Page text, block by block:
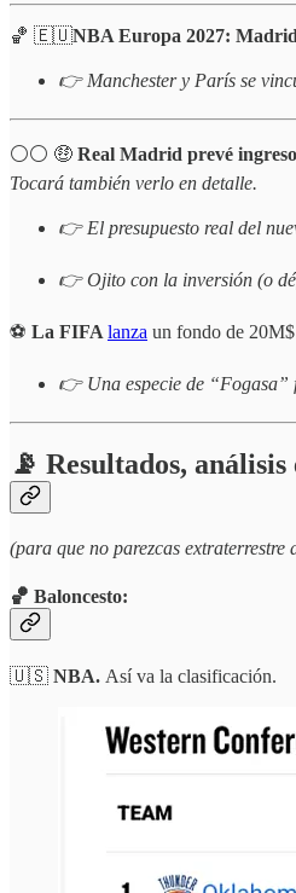
🏀 🇪🇺NBA Europa 2027:
👉 Manchester y París se
⚪️⚪️ 🤑 Real Madrid prevé
Tocará también verlo en detalle.
👉 El presupuesto real del
👉 Ojito con la inversión (o
⚽ La FIFAlanza un fondo de 20M$
👉 Una especie de “Fogasa”
📡 Resultados,
(para que no parezcas extraterrestre
🏀 Baloncesto:
🇺🇸 NBA. Así va la clasificación.